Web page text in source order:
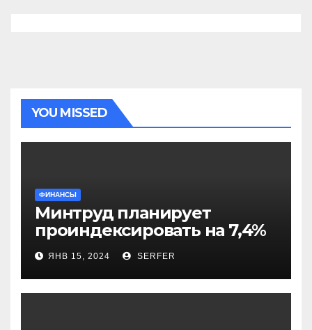
YOU MISSED
ФИНАНСЫ
Минтруд планирует
проиндексировать на 7,4%
более 40 выплат и
компенсаций
ЯНВ 15, 2024 SERFER